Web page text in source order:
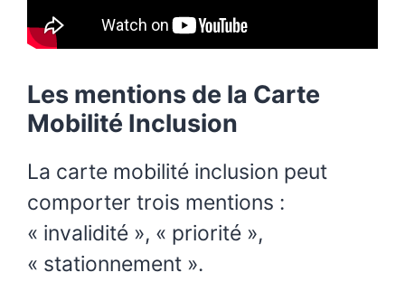
Les mentions de la Carte
Mobilité Inclusion
La carte mobilité inclusion peut
comporter trois mentions :
« invalidité », « priorité »,
« stationnement ».